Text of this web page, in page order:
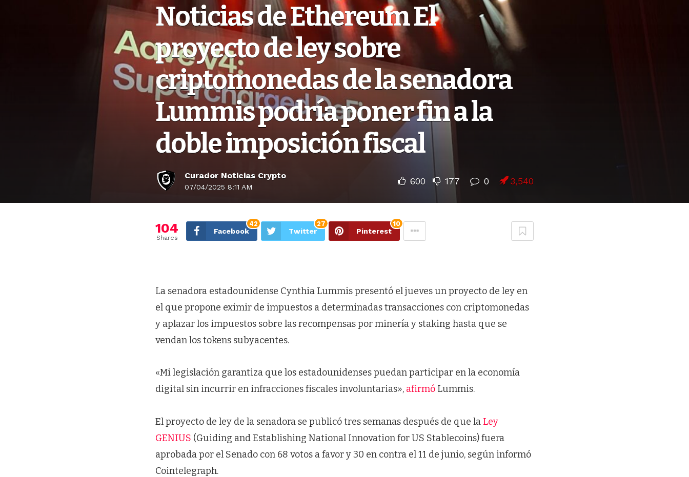
Noticias de Ethereum El
proyecto de ley sobre
criptomonedas de la senadora
Lummis podría poner fin a la
doble imposición fiscal
Curador Noticias Crypto
07/04/2025 8:11 AM
600 177 0 3,540
104
Shares
Facebook
42
Twitter
27
Pinterest
10
La senadora estadounidense Cynthia Lummis presentó el jueves un proyecto de ley en
el que propone eximir de impuestos a determinadas transacciones con criptomonedas
y aplazar los impuestos sobre las recompensas por minería y staking hasta que se
vendan los tokens subyacentes.
«Mi legislación garantiza que los estadounidenses puedan participar en la economía
digital sin incurrir en infracciones fiscales involuntarias», afirmó Lummis.
El proyecto de ley de la senadora se publicó tres semanas después de que la Ley
GENIUS (Guiding and Establishing National Innovation for US Stablecoins) fuera
aprobada por el Senado con 68 votos a favor y 30 en contra el 11 de junio, según informó
Cointelegraph.